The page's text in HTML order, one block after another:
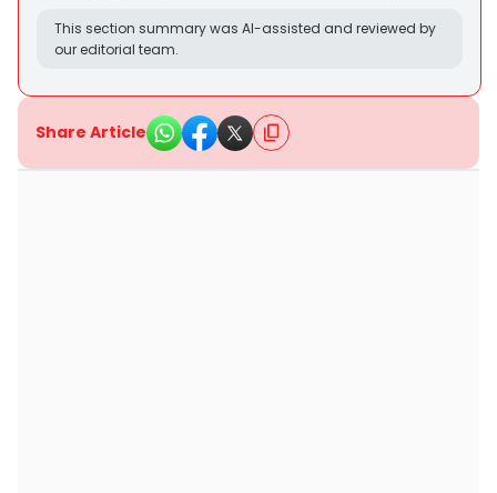
This section summary was AI-assisted and reviewed by
our editorial team.
Share Article